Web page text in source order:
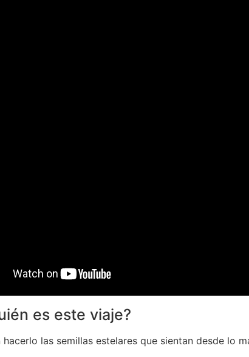
es este viaje?
hacerlo las semillas estelares que sientan desde lo